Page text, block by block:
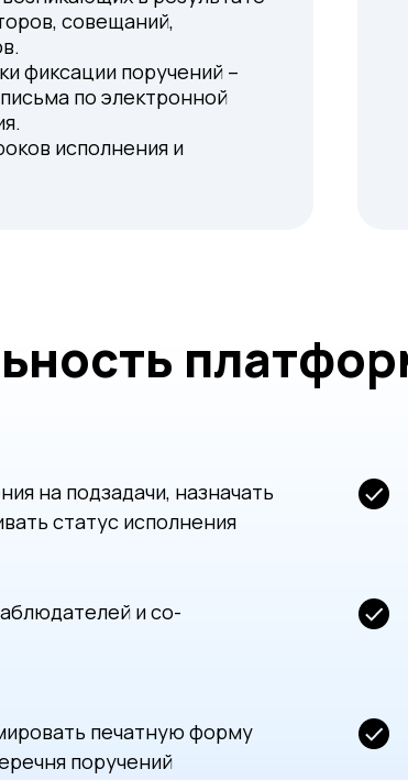
совещаний,
фиксации поручений –
по электронной
исполнения и
на подзадачи, назначать
статус исполнения
и со-
печатную форму
поручений